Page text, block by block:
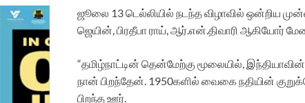
ஜூலை 13 டெல்லியில் நடந்த விழாவில் ஒன்றிய
ஜெயின், பிரதீபா ராய், ஆர்.என்.திவாரி ஆகியோர்
“தமிழ்நாட்டின் தென்மேற்கு மூலையில்,
நான் பிறந்தேன். 1950களில் வைகை நதியின்
பிறந்த ஊர்.